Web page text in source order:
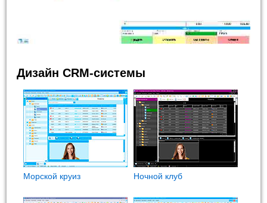
Дизайн CRM-системы
Морской круиз Ночной клуб